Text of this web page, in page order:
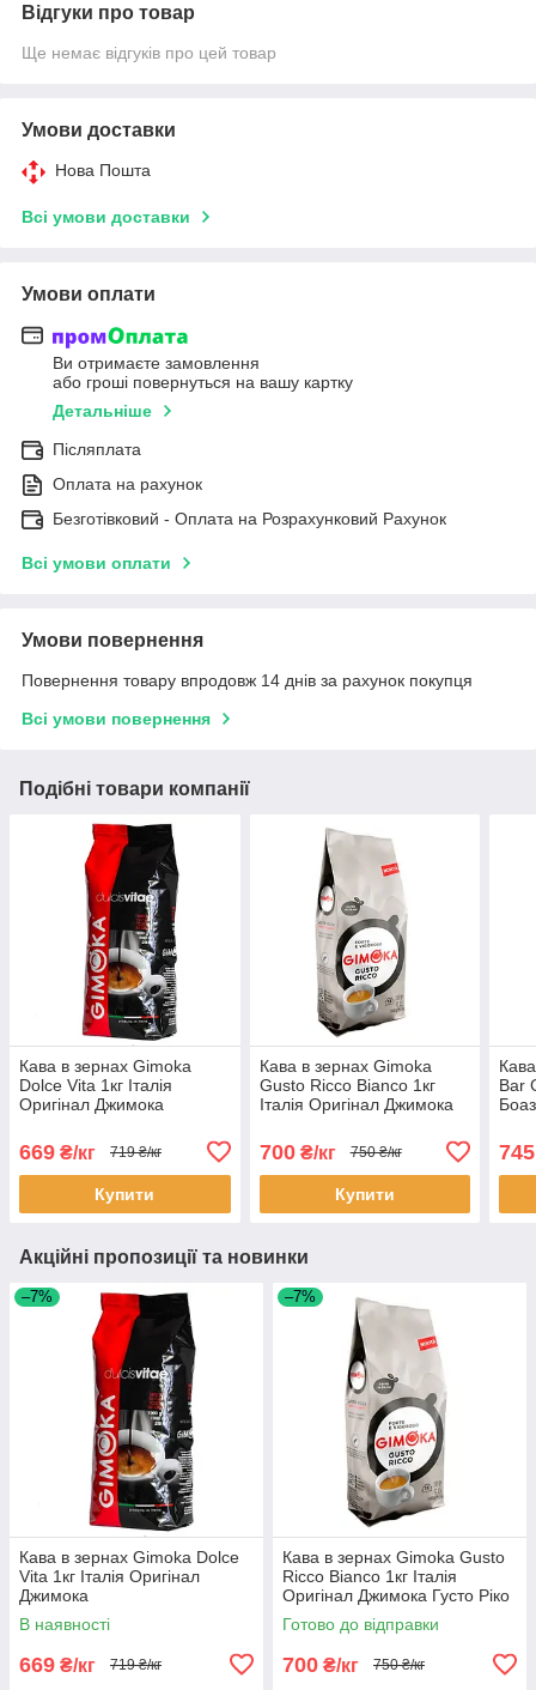
Відгуки про товар
Ще немає відгуків про цей товар
Умови доставки
Нова Пошта
Всі умови доставки
Умови оплати
Ви отримаєте замовлення
або гроші повернуться на вашу картку
Детальніше
Післяплата
Оплата на рахунок
Безготівковий - Оплата на Розрахунковий Рахунок
Всі умови оплати
Умови повернення
Повернення товару впродовж 14 днів за рахунок покупця
Всі умови повернення
Подібні товари компанії
Кава в зернах Gimoka
Dolce Vita 1кг Італія
Оригінал Джимока
669 ₴/кг 719 ₴/кг
Купити
Кава в зернах Gimoka
Gusto Ricco Bianco 1кг
Італія Оригінал Джимока
700₴/кг 750 ₴/кг
Купити
Bar
745
Акційні пропозиції та новинки
–7%
Кава в зернах Gimoka Dolce
Vita 1кг Італія Оригінал
Джимока
В наявності
669 ₴/кг 719 ₴/кг
–7%
Кава в зернах Gimoka Gusto
Ricco Bianco 1кг Італія
Оригінал Джимока Густо Ріко
Готово до відправки
700 ₴/кг 750 ₴/кг